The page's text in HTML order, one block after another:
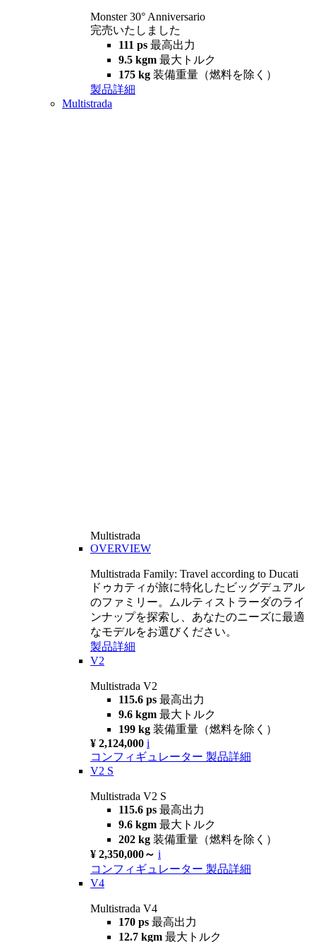
Monster 30° Anniversario
完売いたしました
111 ps 最高出力
9.5 kgm 最大トルク
175 kg 装備重量（燃料を除く）
製品詳細
Multistrada
Multistrada
OVERVIEW
Multistrada Family: Travel according to Ducati
ドゥカティが旅に特化したビッグデュアル
のファミリー。ムルティストラーダのライ
ンナップを探索し、あなたのニーズに最適
なモデルをお選びください。
製品詳細
V2
Multistrada V2
115.6 ps 最高出力
9.6 kgm 最大トルク
199 kg 装備重量（燃料を除く）
¥ 2,124,000 i
コンフィギュレーター 製品詳細
V2 S
Multistrada V2 S
115.6 ps 最高出力
9.6 kgm 最大トルク
202 kg 装備重量（燃料を除く）
¥ 2,350,000～ i
コンフィギュレーター 製品詳細
V4
Multistrada V4
170 ps 最高出力
12.7 kgm 最大トルク